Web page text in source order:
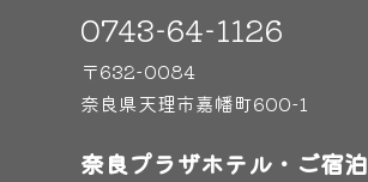
0743-64-1126
〒632-0084
奈良県天理市嘉幡町600-1
奈良プラザホテル・ご宿泊